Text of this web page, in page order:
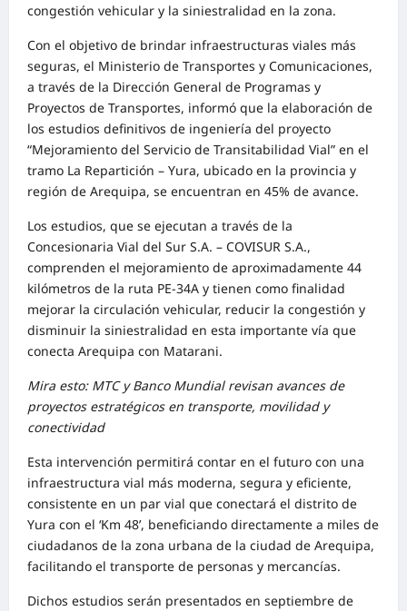
congestión vehicular y la siniestralidad en la zona.
Con el objetivo de brindar infraestructuras viales más
seguras, el Ministerio de Transportes y Comunicaciones,
a través de la Dirección General de Programas y
Proyectos de Transportes, informó que la elaboración de
los estudios definitivos de ingeniería del proyecto
“Mejoramiento del Servicio de Transitabilidad Vial” en el
tramo La Repartición – Yura, ubicado en la provincia y
región de Arequipa, se encuentran en 45% de avance.
Los estudios, que se ejecutan a través de la
Concesionaria Vial del Sur S.A. – COVISUR S.A.,
comprenden el mejoramiento de aproximadamente 44
kilómetros de la ruta PE-34A y tienen como finalidad
mejorar la circulación vehicular, reducir la congestión y
disminuir la siniestralidad en esta importante vía que
conecta Arequipa con Matarani.
Mira esto: MTC y Banco Mundial revisan avances de
proyectos estratégicos en transporte, movilidad y
conectividad
Esta intervención permitirá contar en el futuro con una
infraestructura vial más moderna, segura y eficiente,
consistente en un par vial que conectará el distrito de
Yura con el ‘Km 48’, beneficiando directamente a miles de
ciudadanos de la zona urbana de la ciudad de Arequipa,
facilitando el transporte de personas y mercancías.
Dichos estudios serán presentados en septiembre de